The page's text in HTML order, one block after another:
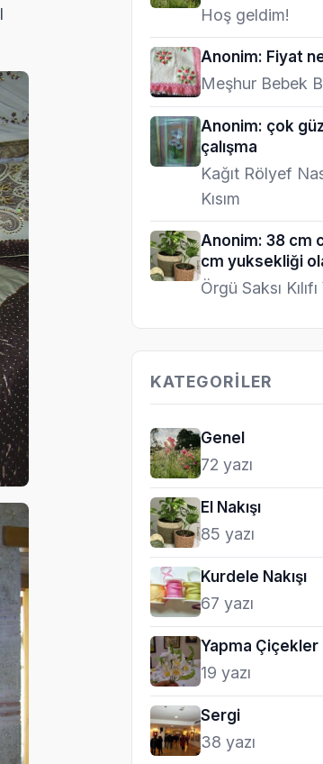
started…
Hoş geldim!
Anonim: Fiyat
Meşhur Bebek
Anonim: çok
çalışma
Kağıt Rölyef
Kısım
Anonim: 38 cm
cm yuksekliği
Örgü Saksı Kılıfı
KATEGORILER
Genel
72 yazı
El Nakışı
85 yazı
Kurdele Nakışı
67 yazı
Yapma Çiçekler
19 yazı
Sergi
38 yazı